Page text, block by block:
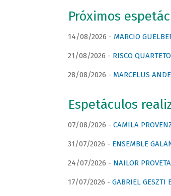
Próximos
14/08/2026 - MARCIO
21/08/2026 - RISCO
28/08/2026 - MARCELUS
Espetáculos
07/08/2026 - CAMILA
31/07/2026 - ENSEMBLE
24/07/2026 - NAILOR
17/07/2026 - GABRIEL